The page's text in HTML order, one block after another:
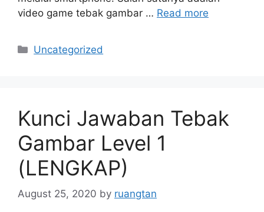
video game tebak gambar … Read more
Categories
Uncategorized
Kunci Jawaban Tebak
Gambar Level 1
(LENGKAP)
August 25, 2020 by ruangtan